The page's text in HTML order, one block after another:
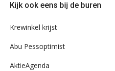
ons
Kijk ook eens bij de buren
Krewinkel krijst
Abu Pessoptimist
AktieAgenda